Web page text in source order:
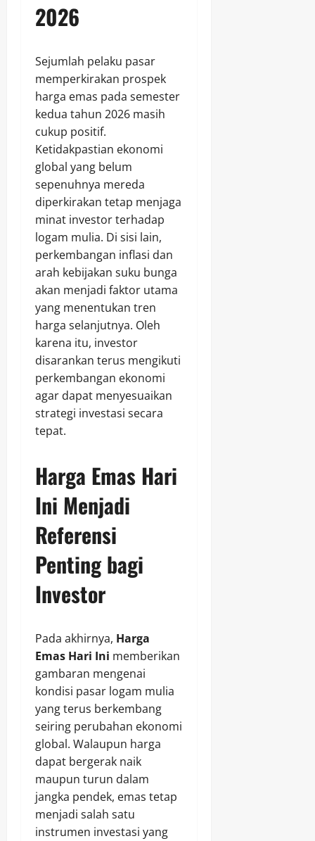
2026
Sejumlah pelaku pasar
memperkirakan prospek
harga emas pada semester
kedua tahun 2026 masih
cukup positif.
Ketidakpastian ekonomi
global yang belum
sepenuhnya mereda
diperkirakan tetap menjaga
minat investor terhadap
logam mulia. Di sisi lain,
perkembangan inflasi dan
arah kebijakan suku bunga
akan menjadi faktor utama
yang menentukan tren
harga selanjutnya. Oleh
karena itu, investor
disarankan terus mengikuti
perkembangan ekonomi
agar dapat menyesuaikan
strategi investasi secara
tepat.
Harga Emas Hari
Ini Menjadi
Referensi
Penting bagi
Investor
Pada akhirnya, Harga
Emas Hari Ini memberikan
gambaran mengenai
kondisi pasar logam mulia
yang terus berkembang
seiring perubahan ekonomi
global. Walaupun harga
dapat bergerak naik
maupun turun dalam
jangka pendek, emas tetap
menjadi salah satu
instrumen investasi yang